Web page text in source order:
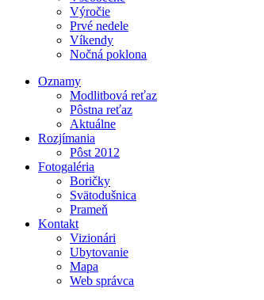
Výročie
Prvé nedele
Víkendy
Nočná poklona
Oznamy
Modlitbová reťaz
Pôstna reťaz
Aktuálne
Rozjímania
Pôst 2012
Fotogaléria
Boričky
Svätodušnica
Prameň
Kontakt
Vizionári
Ubytovanie
Mapa
Web správca